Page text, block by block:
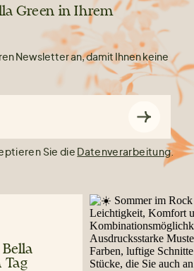
Green in Ihrem
Newsletter an, damit Ihnen keine
Sie die Datenverarbeitung.
Tag